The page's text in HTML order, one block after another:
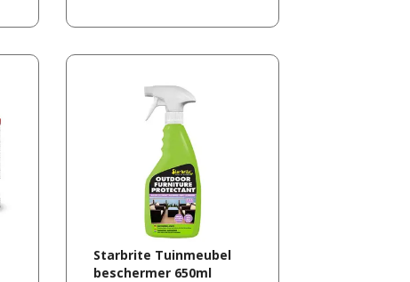
Starbrite Tuinmeubel
beschermer 650ml